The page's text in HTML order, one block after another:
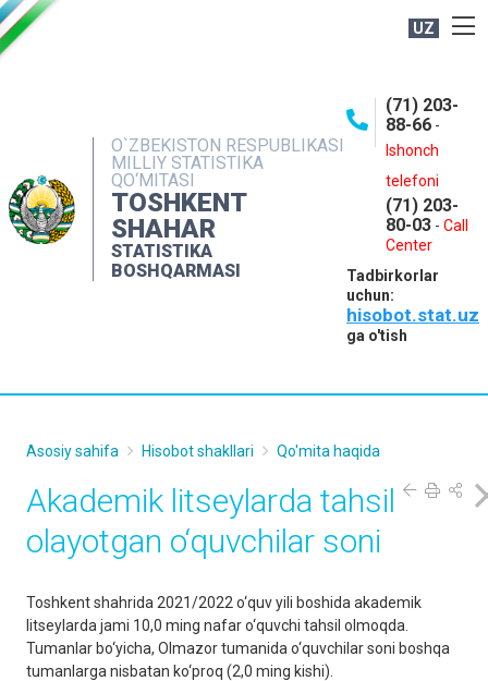
UZ
O`ZBEKISTON RESPUBLIKASI
MILLIY STATISTIKA
QO‘MITASI
TOSHKENT
SHAHAR
STATISTIKA
BOSHQARMASI
(71) 203-
88-66 -
Ishonch
telefoni
(71) 203-
80-03 - Call
Center
Tadbirkorlar
uchun:
hisobot.stat.uz
ga o'tish
NASHRLAR
INTERAKTIV XIZMATLAR
MATBUOT XIZMATI
MUROJAATLAR
Asosiy sahifa Hisobot shakllari Qo'mita haqida
Akademik litseylarda tahsil
olayotgan o‘quvchilar soni
Toshkent shahrida 2021/2022 o‘quv yili boshida akademik
litseylarda jami 10,0 ming nafar o‘quvchi tahsil olmoqda.
Tumanlar bo‘yicha, Olmazor tumanida o‘quvchilar soni boshqa
tumanlarga nisbatan ko‘proq (2,0 ming kishi).